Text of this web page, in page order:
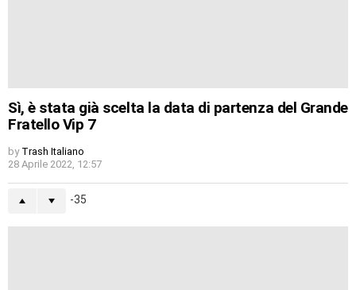
Sì, è stata già scelta la data di partenza del Grande
Fratello Vip 7
by Trash Italiano
28 Aprile 2022, 12:57
-35